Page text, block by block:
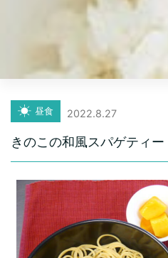
昼食 2022.8.27
きのこの和風スパゲティー